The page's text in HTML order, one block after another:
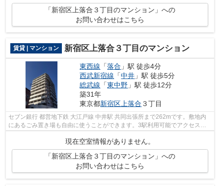
「新宿区上落合３丁目のマンション」への
お問い合わせはこちら
賃貸 | マンション 新宿区上落合３丁目のマンション
東西線 「落合 」駅 徒歩4分
西武新宿線 「中井 」駅 徒歩5分
総武線 「東中野 」駅 徒歩12分
築31年
東京都新宿区 上落合 ３丁目
セブン銀行 都営地下鉄 大江戸線 中井駅 共同出張所まで262mです。敷地内
にあるごみ置き場も自由に使うことができます。3駅利用可能でアクセスの
現在空室情報がありません。
「新宿区上落合３丁目のマンション」への
お問い合わせはこちら